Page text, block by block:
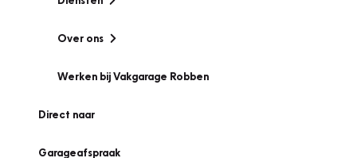
Over ons
Werken bij Vakgarage Robben
Direct naar
Garageafspraak